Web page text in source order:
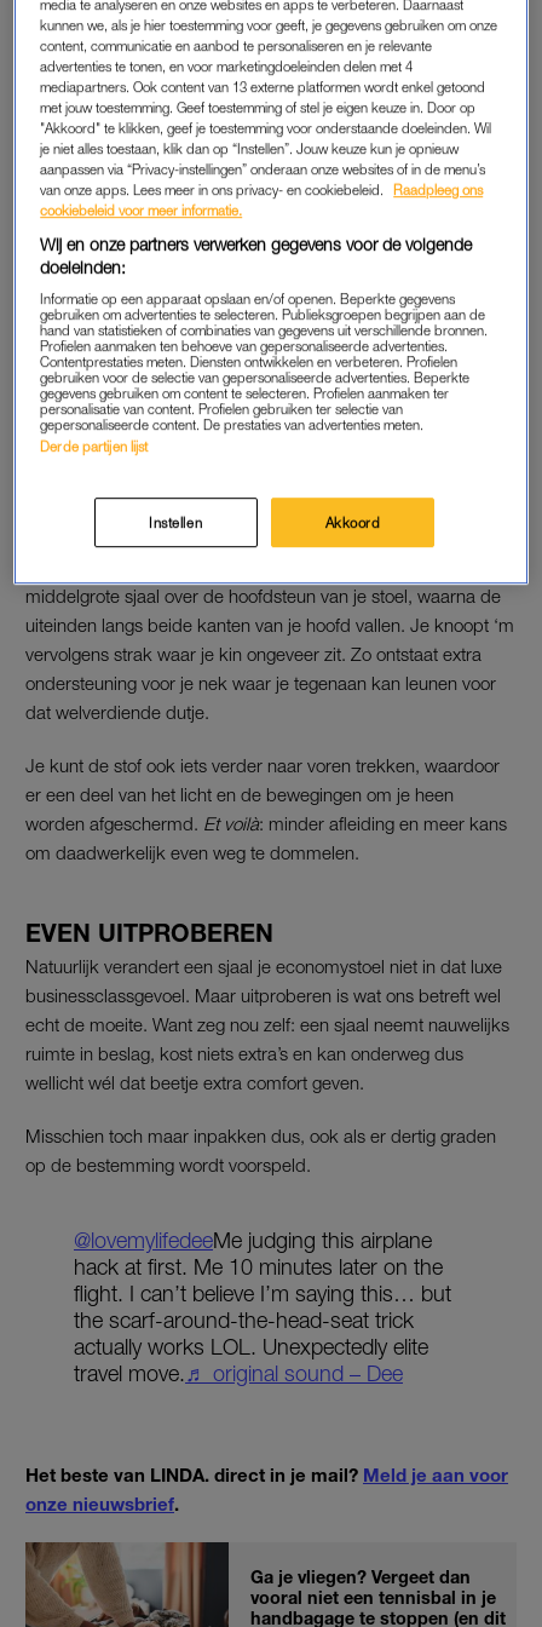
zodra het vliegtuig opstijgt. Maar lukken? Dat wil het negen van
de tien keer niet. Je zit kaarsrecht, de plakstoel werkt niet echt
mee en ongemerkt tegen je buurman in slaap vallen is
waarschijnlijk ook niet helemaal je bedoeling.
Dan maar een film kijken, een podcast luisteren of gewoon uit
het raampje staren. Helemaal prima natuurlijk. Maar voor wie
een sjaal verrassend handig.
Prachtige stranden met
helderblauw water: dit eiland
heeft het en ligt op nog geen
1,5 uur vliegen
LEES OOK
DE SJAAL HACK TIJDENS HET VLIEGEN
middelgrote sjaal over de hoofdsteun van je stoel, waarna de
uiteinden langs beide kanten van je hoofd vallen. Je knoopt ‘m
vervolgens strak waar je kin ongeveer zit. Zo ontstaat extra
ondersteuning voor je nek waar je tegenaan kan leunen voor
dat welverdiende dutje.
Je kunt de stof ook iets verder naar voren trekken, waardoor
er een deel van het licht en de bewegingen om je heen
worden afgeschermd. Et voilà: minder afleiding en meer kans
om daadwerkelijk even weg te dommelen.
EVEN UITPROBEREN
Natuurlijk verandert een sjaal je economystoel niet in dat luxe
businessclassgevoel. Maar uitproberen is wat ons betreft wel
echt de moeite. Want zeg nou zelf: een sjaal neemt nauwelijks
ruimte in beslag, kost niets extra’s en kan onderweg dus
wellicht wél dat beetje extra comfort geven.
Misschien toch maar inpakken dus, ook als er dertig graden
op de bestemming wordt voorspeld.
@lovemylifedeeMe judging this airplane
hack at first. Me 10 minutes later on the
flight. I can’t believe I’m saying this… but
the scarf-around-the-head-seat trick
actually works LOL. Unexpectedly elite
travel move.♬ original sound – Dee
Het beste van LINDA. direct in je mail? Meld je aan voor
onze nieuwsbrief.
Ga je vliegen? Vergeet dan
vooral niet een tennisbal in je
handbagage te stoppen (en dit
media te analyseren en onze websites en apps te verbeteren. Daarnaast
kunnen we, als je hier toestemming voor geeft, je gegevens gebruiken om onze
content, communicatie en aanbod te personaliseren en je relevante
advertenties te tonen, en voor marketingdoeleinden delen met 4
mediapartners. Ook content van 13 externe platformen wordt enkel getoond
met jouw toestemming. Geef toestemming of stel je eigen keuze in. Door op
"Akkoord" te klikken, geef je toestemming voor onderstaande doeleinden. Wil
je niet alles toestaan, klik dan op “Instellen”. Jouw keuze kun je opnieuw
aanpassen via “Privacy-instellingen” onderaan onze websites of in de menu’s
van onze apps. Lees meer in ons privacy- en cookiebeleid.
Raadpleeg ons
cookiebeleid voor meer informatie.
Wij en onze partners verwerken gegevens voor de volgende
doeleinden:
Informatie op een apparaat opslaan en/of openen. Beperkte gegevens
gebruiken om advertenties te selecteren. Publieksgroepen begrijpen aan de
hand van statistieken of combinaties van gegevens uit verschillende bronnen.
Profielen aanmaken ten behoeve van gepersonaliseerde advertenties.
Contentprestaties meten. Diensten ontwikkelen en verbeteren. Profielen
gebruiken voor de selectie van gepersonaliseerde advertenties. Beperkte
gegevens gebruiken om content te selecteren. Profielen aanmaken ter
personalisatie van content. Profielen gebruiken ter selectie van
gepersonaliseerde content. De prestaties van advertenties meten.
Derde partijen lijst
Instellen Akkoord